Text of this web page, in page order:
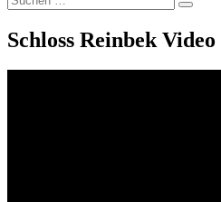
nach:
Suchen
Schloss Reinbek Video